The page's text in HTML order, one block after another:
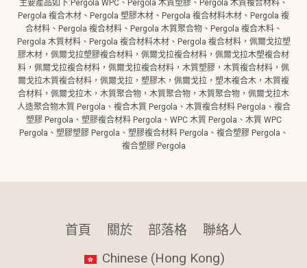
主要產品如下:Pergola WPC、Pergola 木質塑膠、Pergola 木質複合材料、
Pergola 複合木材、Pergola 塑膠木材、Pergola 複合材料木材、Pergola 複
合材料、Pergola 複合材料、Pergola 木質聚合物、Pergola 複合木料、
Pergola 木質材料、Pergola 複合材料木材、Pergola 複合材料，佩爾戈拉塑
膠木材，佩爾戈拉塑膠複合材料，佩爾戈拉複合材料，佩爾戈拉木塑複合材
料，佩爾戈拉複合材料，佩爾戈拉複合材料，木質塑膠，木質複合材料，佩
爾戈拉木質複合材料，佩爾戈拉，塑膠木，佩爾戈拉，塑木複合木，木質複
合材料，佩爾戈拉木，木質聚合物，木質聚合物，木質聚合物，佩爾戈拉木
人造聚合物木質 Pergola、複合木質 Pergola、木質複合材料 Pergola、複合
塑膠 Pergola、塑膠複合材料 Pergola、WPC 木質 Pergola、木質 WPC
Pergola、塑膠塑膠 Pergola、塑膠複合材料 Pergola、複合塑膠 Pergola、
複合塑膠 Pergola
首頁 關於 部落格
聯絡人
Chinese (Hong Kong)